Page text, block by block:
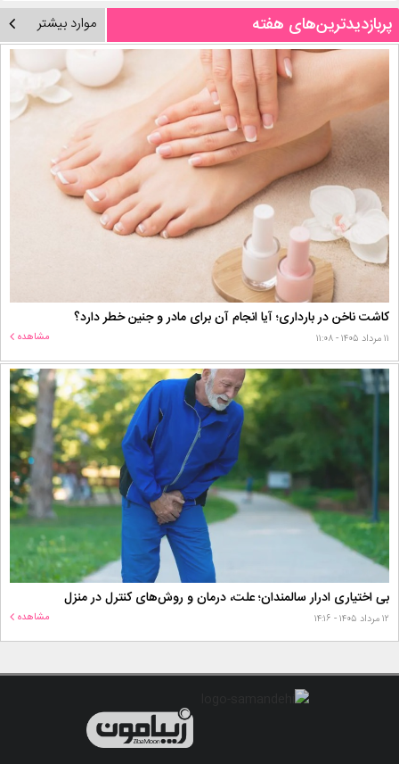
پربازدیدترین‌های هفته موارد بیشتر
کاشت ناخن در بارداری؛ آیا انجام آن برای مادر و جنین خطر دارد؟
۱۱ مرداد ۱۴۰۵ - ۱۱:۰۸ مشاهده
بی اختیاری ادرار سالمندان؛ علت، درمان و روش‌های کنترل در منزل
۱۲ مرداد ۱۴۰۵ - ۱۴:۱۶ مشاهده